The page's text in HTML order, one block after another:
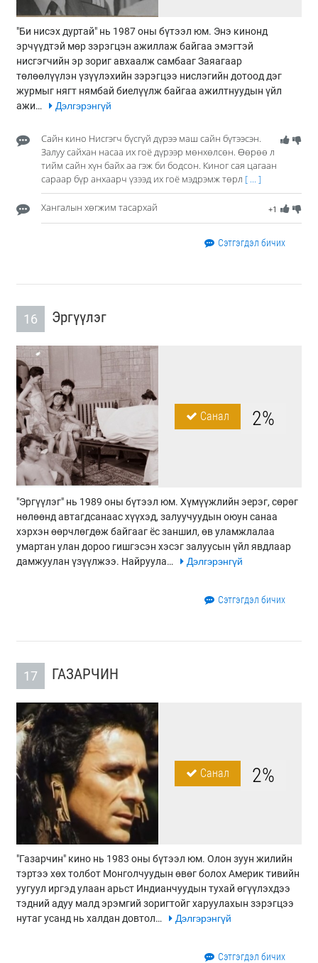
"Би нисэх дуртай" нь 1987 оны бүтээл юм. Энэ кинонд
эрчүүдтэй мөр зэрэгцэн ажиллаж байгаа эмэгтэй
нисгэгчийн эр зориг авхаалж самбааг Заяагаар
төлөөлүүлэн үзүүлэхийн зэрэгцээ нислэгийн дотоод дэг
журмыг нягт нямбай биелүүлж байгаа ажилтнуудын үйл
ажи…
Дэлгэрэнгүй
Сайн кино Нисгэгч бүсгүй дүрээ маш сайн бүтээсэн.
Залуу сайхан насаа их гоё дүрээр мөнхөлсөн. Өөрөө л
тийм сайн хүн байх аа гэж би бодсон. Киног сая цагаан
сараар бүр анхаарч үзээд их гоё мэдрэмж төрл [ ... ]
+1
Хангалын хөгжим тасархай
Сэтгэгдэл бичих
16 Эргүүлэг
Санал 2%
"Эргүүлэг" нь 1989 оны бүтээл юм. Хүмүүжлийн эерэг, сөрөг
нөлөөнд автагдсанаас хүүхэд, залуучуудын оюун санаа
хэрхэн өөрчлөгдөж байгааг ёс заншил, өв уламжлалаа
умартан улан дороо гишгэсэн хэсэг залуусын үйл явдлаар
дамжуулан үзүүлжээ. Найруула…
Дэлгэрэнгүй
Сэтгэгдэл бичих
17 ГАЗАРЧИН
Санал 2%
"Газарчин" кино нь 1983 оны бүтээл юм. Олон зуун жилийн
тэртээ хөх толбот Монголчуудын өвөг болох Америк тивийн
уугуул иргэд улаан арьст Индианчуудын тухай өгүүлэхдээ
тэдний адуу малд эрэмгий зоригтойг харуулахын зэрэгцээ
нутаг усанд нь халдан довтол…
Дэлгэрэнгүй
Сэтгэгдэл бичих